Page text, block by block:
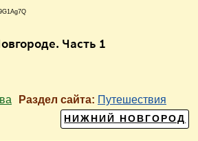
Часть 1
Раздел сайта: Путешествия
НИЖНИЙ НОВГОРОД